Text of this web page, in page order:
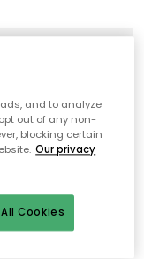
and to analyze
out of any non-
blocking certain
Our privacy
Cookies